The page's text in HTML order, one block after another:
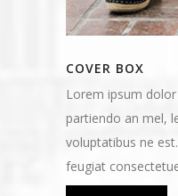
COVER BOX
Lorem ipsum
partiendo an mel,
voluptatibus ne
feugiat